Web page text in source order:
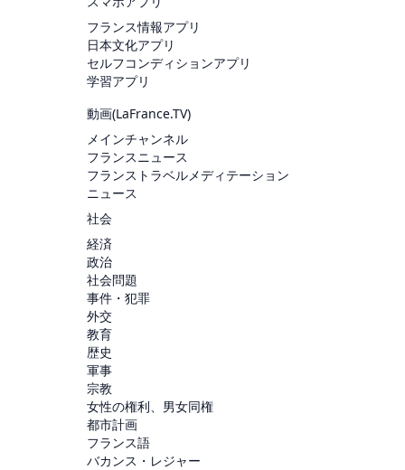
フランス情報アプリ
日本文化アプリ
セルフコンディションアプリ
学習アプリ
動画(LaFrance.TV)
メインチャンネル
フランスニュース
フランストラベルメディテーション
ニュース
社会
経済
政治
社会問題
事件・犯罪
外交
教育
歴史
軍事
宗教
女性の権利、男女同権
都市計画
フランス語
バカンス・レジャー